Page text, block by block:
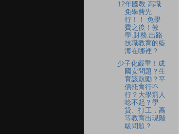
12年國教 高職
免學費先
行！！ 免學
費之後！教
學.財務.出路
技職教育的藍
海在哪裡？
少子化嚴重！成
國安問題？生
育該鼓勵？平
價托育行不
行？大學窮人
唸不起？學
貸、打工，高
等教育出現階
級問題？